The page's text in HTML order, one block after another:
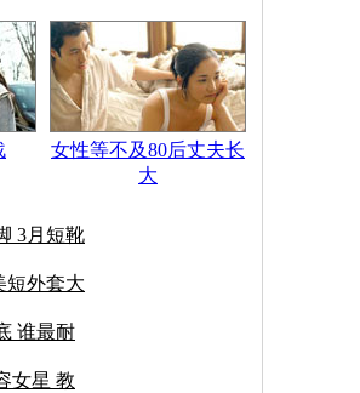
女性等不及80后丈夫长
大
3月短靴
短外套大
谁最耐
女星 教